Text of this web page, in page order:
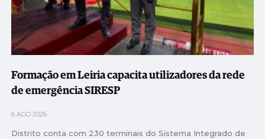
Formação em Leiria capacita utilizadores da rede
de emergência SIRESP
6 AGO 2026
Distrito conta com 230 terminais do Sistema Integrado de